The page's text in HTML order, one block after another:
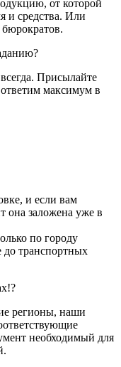
от которой
и средства. Или
Присылайте
максимум в
и если вам
она заложена уже в
по городу
до транспортных
регионы, наши
необходимый для